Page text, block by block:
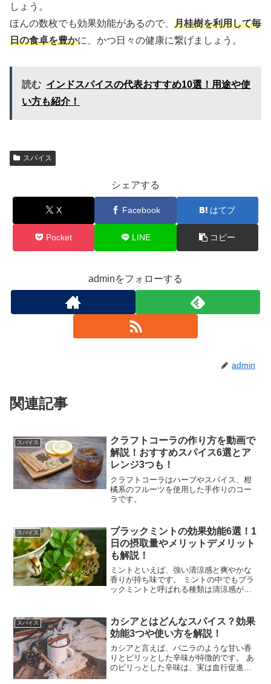
しょう。
ほんの数枚でも効果効能があるので、 月桂樹を利用して毎
日の食卓を豊かに、かつ日々の健康に繋げましょう。
読む インドスパイスの代表おすすめ10選！用途や使
い方も紹介！
スパイス
シェアする
X Facebook はてブ
Pocket LINE コピー
adminをフォローする
admin
関連記事
スパイス
クラフトコーラの作り方を動画で
解説！おすすめスパイス6選とア
レンジ3つも！
クラフトコーラはハーブやスパイス、柑
橘系のフルーツを使用した手作りのコー
ラです。
スパイス
ブラックミントの効果効能6選！1
日の摂取量やメリットデメリット
も解説！
ミントといえば、強い清涼感と爽やかな
香りが持ち味です。 ミントの中でもブラ
ックミントと呼ばれる種類は清涼感がよ
は幅広い効能があり、多くの健康効果を
もたらします。 この
スパイス
カシアとはどんなスパイス？効果
効能3つや使い方を解説！
カシアと言えば、バニラのような甘い香
りとピリッとした辛味が特徴的です。 あ
のピリっとした辛味は、実は血行促進作